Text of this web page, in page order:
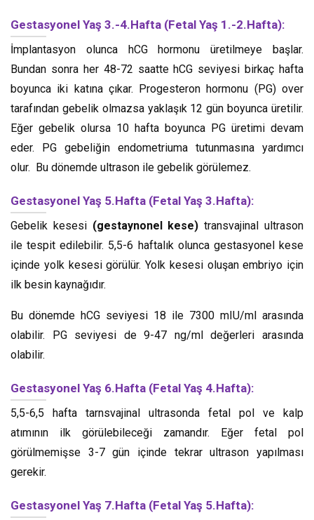
Gestasyonel Yaş 3.-4.Hafta (Fetal Yaş 1.-2.Hafta):
İmplantasyon olunca hCG hormonu üretilmeye başlar.
Bundan sonra her 48-72 saatte hCG seviyesi birkaç hafta
boyunca iki katına çıkar. Progesteron hormonu (PG) over
tarafından gebelik olmazsa yaklaşık 12 gün boyunca üretilir.
Eğer gebelik olursa 10 hafta boyunca PG üretimi devam
eder. PG gebeliğin endometriuma tutunmasına yardımcı
olur. Bu dönemde ultrason ile gebelik görülemez.
Gestasyonel Yaş 5.Hafta (Fetal Yaş 3.Hafta):
Gebelik kesesi (gestaynonel kese)transvajinal ultrason
ile tespit edilebilir. 5,5-6 haftalık olunca gestasyonel kese
içinde yolk kesesi görülür. Yolk kesesi oluşan embriyo için
ilk besin kaynağıdır.
Bu dönemde hCG seviyesi 18 ile 7300 mIU/ml arasında
olabilir. PG seviyesi de 9-47 ng/ml değerleri arasında
olabilir.
Gestasyonel Yaş 6.Hafta (Fetal Yaş 4.Hafta):
5,5-6,5 hafta tarnsvajinal ultrasonda fetal pol ve kalp
atımının ilk görülebileceği zamandır. Eğer fetal pol
görülmemişse 3-7 gün içinde tekrar ultrason yapılması
gerekir.
Gestasyonel Yaş 7.Hafta (Fetal Yaş 5.Hafta):